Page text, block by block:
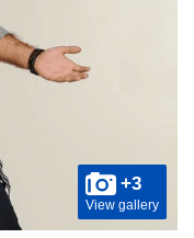
+3
View gallery